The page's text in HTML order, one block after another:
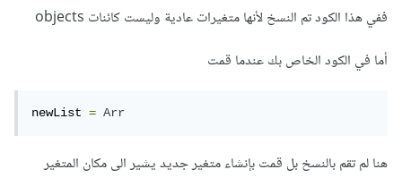
ففي هذا الكود تم النسخ لأنها متغيرات عادية وليست كائنات objects
أما في الكود الخاص بك عندما قمت
newList = Arr
هنا لم تقم بالنسخ بل قمت بإنشاء متغير جديد يشير الى مكان المتغير